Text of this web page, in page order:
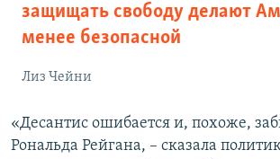
защищать свободу делают
менее безопасной
Лиз Чейни
«Десантис ошибается и, похоже,
Рональда Рейгана, – сказала